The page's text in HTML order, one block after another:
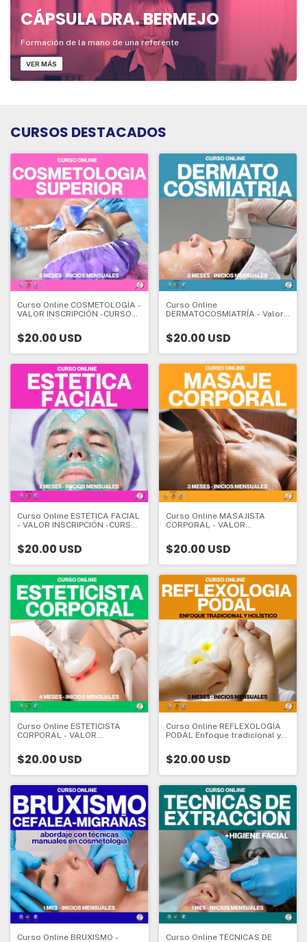
CÁPSULA DRA. BERMEJO
Formación de la mano de una referente
VER MÁS
CURSOS DESTACADOS
Curso Online COSMETOLOGÍA -
VALOR INSCRIPCIÓN -CURSO
Inscripción:
$20.00 USD
Curso Online
DERMATOCOSMIATRÍA - Valor
ESPECIALIZACIÓN - 5 meses -
Valor Inscripción:
$20.00 USD
Curso Online ESTÉTICA FACIAL
- VALOR INSCRIPCIÓN -CURSO
Inscripción:
$20.00 USD
Curso Online MASAJISTA
CORPORAL - VALOR
INICIO - 3 meses - Valor
Inscripción:
$20.00 USD
Curso Online ESTETICISTA
CORPORAL - VALOR
INICIO - 4 meses - Valor
Inscripción:
$20.00 USD
Curso Online REFLEXOLOGÍA
PODAL Enfoque tradicional y
- CURSO DE INICIO - 3 meses -
Valor Inscripción:
$20.00 USD
Curso Online BRUXISMO -
Curso Online TÉCNICAS DE